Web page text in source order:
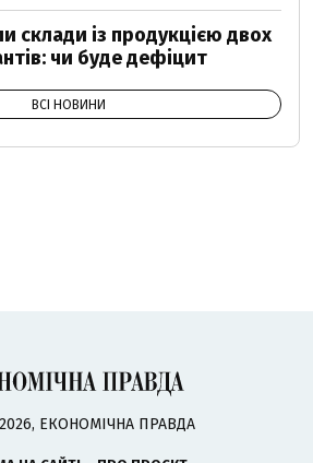
склади із продукцією двох
чи буде дефіцит
ВСІ НОВИНИ
ЕКОНОМІЧНА ПРАВДА